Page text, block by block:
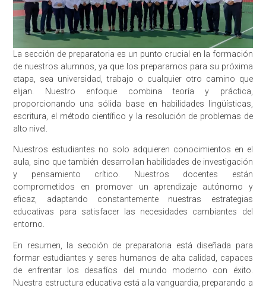
La sección de preparatoria es un punto crucial en la formación
de nuestros alumnos, ya que los preparamos para su próxima
etapa, sea universidad, trabajo o cualquier otro camino que
elijan. Nuestro enfoque combina teoría y práctica,
proporcionando una sólida base en habilidades lingüísticas,
escritura, el método científico y la resolución de problemas de
alto nivel.
Nuestros estudiantes no solo adquieren conocimientos en el
aula, sino que también desarrollan habilidades de investigación
y pensamiento crítico. Nuestros docentes están
comprometidos en promover un aprendizaje autónomo y
eficaz, adaptando constantemente nuestras estrategias
educativas para satisfacer las necesidades cambiantes del
entorno.
En resumen, la sección de preparatoria está diseñada para
formar estudiantes y seres humanos de alta calidad, capaces
de enfrentar los desafíos del mundo moderno con éxito.
Nuestra estructura educativa está a la vanguardia, preparando a